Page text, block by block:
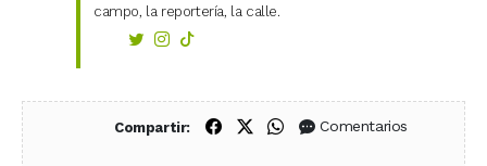
campo, la reportería, la calle.
Compartir: Compartir en Facebook
Compartir en X (Twitter)
Compartir en WhatsApp
Comentarios